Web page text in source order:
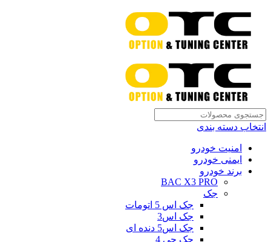
انتخاب دسته بندی
امنیت خودرو
ایمنی خودرو
برند خودرو
BAC X3 PRO
جک
جک اس 5 اتومات
جک اس3
جک اس5 دنده ای
جک جی 4